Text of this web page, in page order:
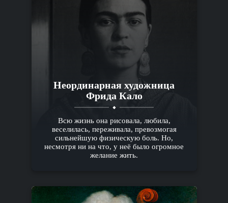
Неординарная художница
Фрида Кало
Всю жизнь она рисовала, любила,
веселилась, переживала, превозмогая
сильнейшую физическую боль. Но,
несмотря ни на что, у неё было огромное
желание жить.